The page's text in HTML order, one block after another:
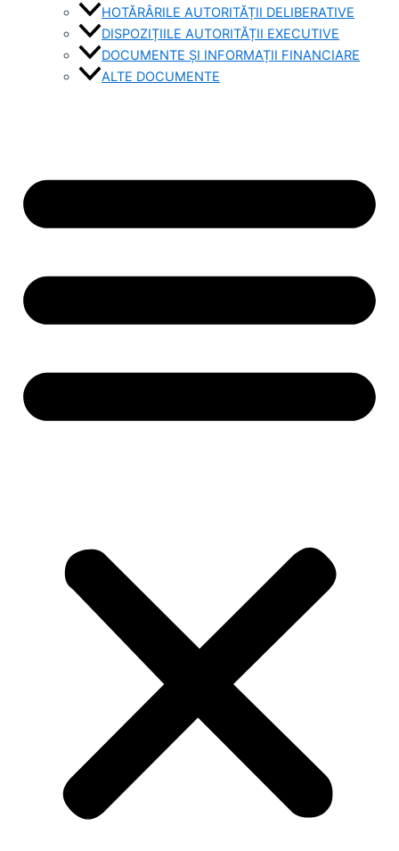
HOTĂRÂRILE AUTORITĂȚII DELIBERATIVE
DISPOZIȚIILE AUTORITĂȚII EXECUTIVE
DOCUMENTE ȘI INFORMAȚII FINANCIARE
ALTE DOCUMENTE